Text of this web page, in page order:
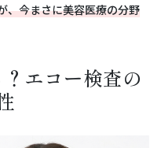
、今まさに美容医療の分野
エコー検査の